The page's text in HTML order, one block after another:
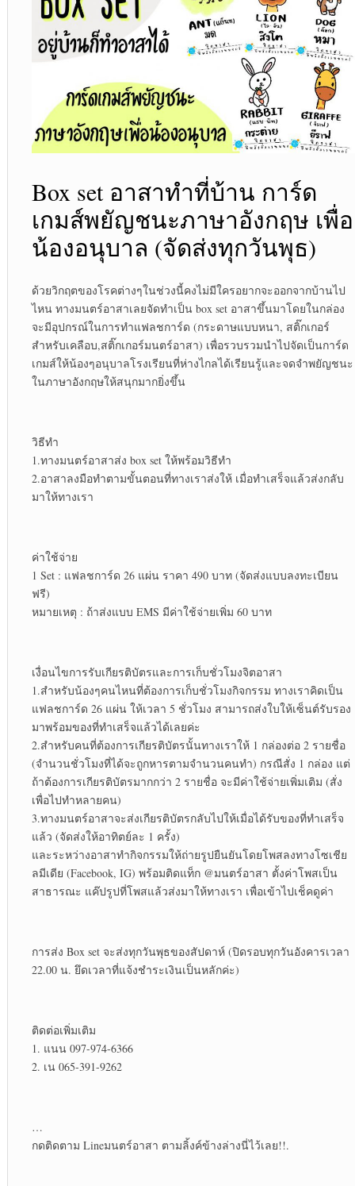
Box set อาสาทำที่บ้าน การ์ด
เกมส์พยัญชนะภาษาอังกฤษ เพื่อ
น้องอนุบาล (จัดส่งทุกวันพุธ)
ด้วยวิกฤตของโรคต่างๆในช่วงนี้คงไม่มีใครอยากจะออกจากบ้านไป
ไหน ทางมนตร์อาสาเลยจัดทำเป็น box set อาสาขึ้นมาโดยในกล่อง
จะมีอุปกรณ์ในการทำแฟลชการ์ด (กระดาษแบบหนา, สติ๊กเกอร์
สำหรับเคลือบ,สติ๊กเกอร์มนตร์อาสา) เพื่อรวบรวมนำไปจัดเป็นการ์ด
เกมส์ให้น้องๆอนุบาลโรงเรียนที่ห่างไกลได้เรียนรู้และจดจำพยัญชนะ
ในภาษาอังกฤษให้สนุกมากยิ่งขึ้น
วิธีทำ
1.ทางมนตร์อาสาส่ง box set ให้พร้อมวิธีทำ
2.อาสาลงมือทำตามขั้นตอนที่ทางเราส่งให้ เมื่อทำเสร็จแล้วส่งกลับ
มาให้ทางเรา
ค่าใช้จ่าย
1 Set : แฟลชการ์ด 26 แผ่น ราคา 490 บาท (จัดส่งแบบลงทะเบียน
ฟรี)
หมายเหตุ : ถ้าส่งแบบ EMS มีค่าใช้จ่ายเพิ่ม 60 บาท
เงื่อนไขการรับเกียรติบัตรและการเก็บชั่วโมงจิตอาสา
1.สำหรับน้องๆคนไหนที่ต้องการเก็บชั่วโมงกิจกรรม ทางเราคิดเป็น
แฟลชการ์ด 26 แผ่น ให้เวลา 5 ชั่วโมง สามารถส่งใบให้เซ็นต์รับรอง
มาพร้อมของที่ทำเสร็จแล้วได้เลยค่ะ
2.สำหรับคนที่ต้องการเกียรติบัตรนั้นทางเราให้ 1 กล่องต่อ 2 รายชื่อ
(จำนวนชั่วโมงที่ได้จะถูกหารตามจำนวนคนทำ) กรณีสั่ง 1 กล่อง แต่
ถ้าต้องการเกียรติบัตรมากกว่า 2 รายชื่อ จะมีค่าใช้จ่ายเพิ่มเติม (สั่ง
เพื่อไปทำหลายคน)
3.ทางมนตร์อาสาจะส่งเกียรติบัตรกลับไปให้เมื่อได้รับของที่ทำเสร็จ
แล้ว (จัดส่งให้อาทิตย์ละ 1 ครั้ง)
และระหว่างอาสาทำกิจกรรมให้ถ่ายรูปยืนยันโดยโพสลงทางโซเชีย
ลมีเดีย (Facebook, IG) พร้อมติดแท็ก @มนตร์อาสา ตั้งค่าโพสเป็น
สาธารณะ แค๊ปรูปที่โพสแล้วส่งมาให้ทางเรา เพื่อเข้าไปเช็คดูค่า
การส่ง Box set จะส่งทุกวันพุธของสัปดาห์ (ปิดรอบทุกวันอังคารเวลา
22.00 น. ยึดเวลาที่แจ้งชำระเงินเป็นหลักค่ะ)
ติดต่อเพิ่มเติม
1. แนน 097-974-6366
2. เน 065-391-9262
…
กดติดตาม Lineมนตร์อาสา ตามลิ้งค์ข้างล่างนี่ไว้เลย!!.